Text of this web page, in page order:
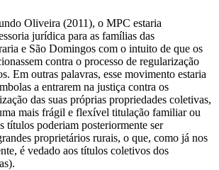
Oliveira (2011), o MPC estaria
jurídica para as famílias das
e São Domingos com o intuito de que os
contra o processo de regularização
Em outras palavras, esse movimento estaria
a entrarem na justiça contra os
das suas próprias propriedades coletivas,
mais frágil e flexível titulação familiar ou
títulos poderiam posteriormente ser
proprietários rurais, o que, como já nos
é vedado aos títulos coletivos dos